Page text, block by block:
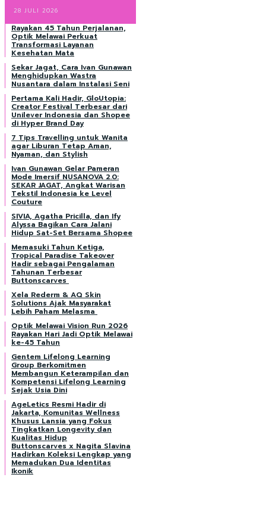
28 JULI 2026
Rayakan 45 Tahun Perjalanan,
Optik Melawai Perkuat
Transformasi Layanan
Kesehatan Mata
Sekar Jagat, Cara Ivan Gunawan
Menghidupkan Wastra
Nusantara dalam Instalasi Seni
Pertama Kali Hadir, GloUtopia:
Creator Festival Terbesar dari
Unilever Indonesia dan Shopee
di Hyper Brand Day
7 Tips Travelling untuk Wanita
agar Liburan Tetap Aman,
Nyaman, dan Stylish
Ivan Gunawan Gelar Pameran
Mode Imersif NUSANOVA 2.0:
SEKAR JAGAT, Angkat Warisan
Tekstil Indonesia ke Level
Couture
SIVIA, Agatha Pricilla, dan Ify
Alyssa Bagikan Cara Jalani
Hidup Sat-Set Bersama Shopee
Memasuki Tahun Ketiga,
Tropical Paradise Takeover
Hadir sebagai Pengalaman
Tahunan Terbesar
Buttonscarves
Xela Rederm & AQ Skin
Solutions Ajak Masyarakat
Lebih Paham Melasma
Optik Melawai Vision Run 2026
Rayakan Hari Jadi Optik Melawai
ke-45 Tahun
Gentem Lifelong Learning
Group Berkomitmen
Membangun Keterampilan dan
Kompetensi Lifelong Learning
Sejak Usia Dini
AgeLetics Resmi Hadir di
Jakarta, Komunitas Wellness
Khusus Lansia yang Fokus
Tingkatkan Longevity dan
Kualitas Hidup
Buttonscarves x Nagita Slavina
Hadirkan Koleksi Lengkap yang
Memadukan Dua Identitas
Ikonik